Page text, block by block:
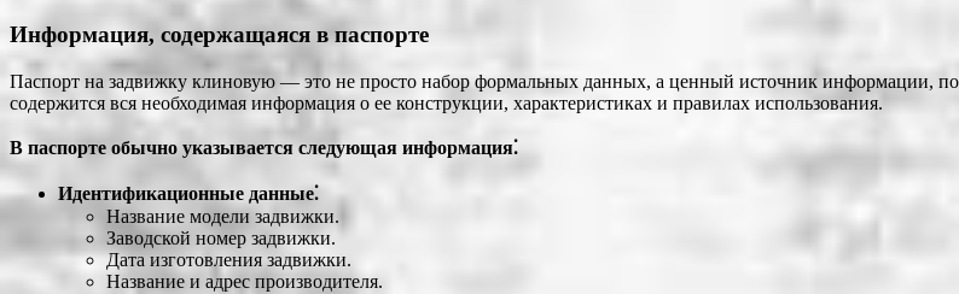
Информация, содержащаяся в паспорте
Паспорт на задвижку клиновую ― это не просто набор формальных данных, а ценный источник информации,
содержится вся необходимая информация о ее конструкции, характеристиках и правилах использования.
В паспорте обычно указывается следующая информация⁚
Идентификационные данные⁚
Название модели задвижки.
Заводской номер задвижки.
Дата изготовления задвижки.
Название и адрес производителя.